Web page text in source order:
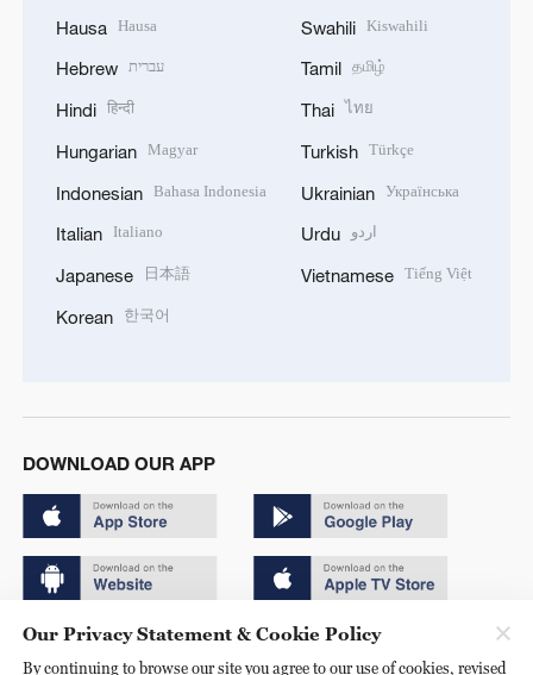
Hausa Hausa
Hebrew עברית
Hindi हिन्दी
Hungarian Magyar
Indonesian Bahasa Indonesia
Italian Italiano
Japanese 日本語
Korean 한국어
Swahili Kiswahili
Tamil தமிழ்
Thai ไทย
Turkish Türkçe
Ukrainian Українська
Urdu اردو
Vietnamese Tiếng Việt
DOWNLOAD OUR APP
Copyright © 2024 CGTN.
Our Privacy Statement & Cookie Policy
By continuing to browse our site you agree to our use of cookies, revised